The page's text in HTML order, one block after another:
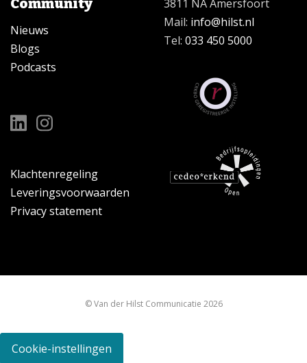
Community
Nieuws
Blogs
Podcasts
Klachtenregeling
Leveringsvoorwaarden
Privacy statement
3811 NA Amersfoort
Mail: info@hilst.nl
Tel: 033 450 5000
© Van der Hilst Communicatie 2026
Cookie-instellingen